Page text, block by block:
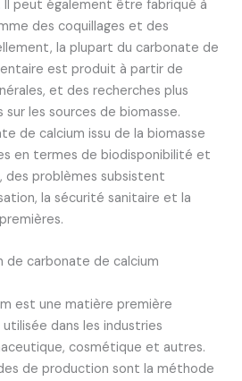
peut également être fabriqué à
des coquillages et des
la plupart du carbonate de
est produit à partir de
et des recherches plus
les sources de biomasse.
de calcium issu de la biomasse
en termes de biodisponibilité et
problèmes subsistent
la sécurité sanitaire et la
de carbonate de calcium
est une matière première
dans les industries
cosmétique et autres.
de production sont la méthode